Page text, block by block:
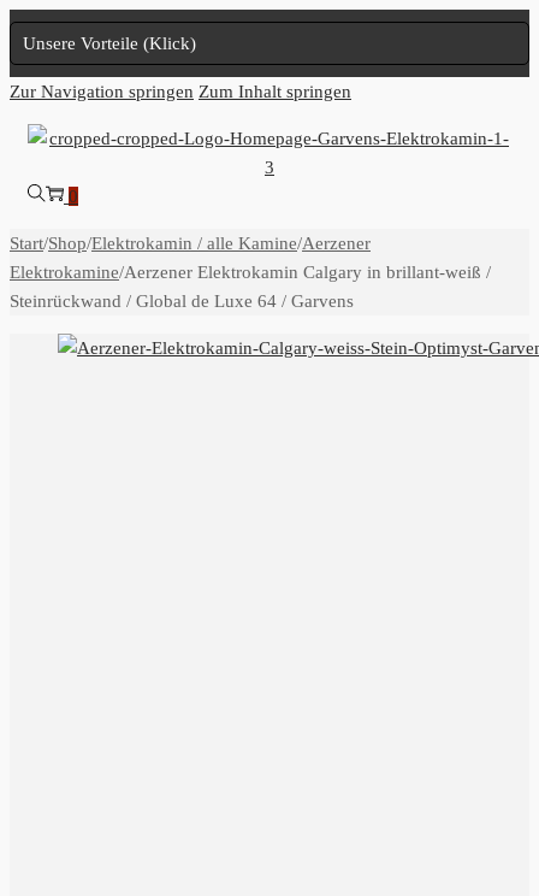
Unsere Vorteile (Klick)
Zur Navigation springen Zum Inhalt springen
0
Start/Shop/Elektrokamin / alle Kamine/Aerzener
Elektrokamine/Aerzener Elektrokamin Calgary in brillant-weiß /
Steinrückwand / Global de Luxe 64 / Garvens